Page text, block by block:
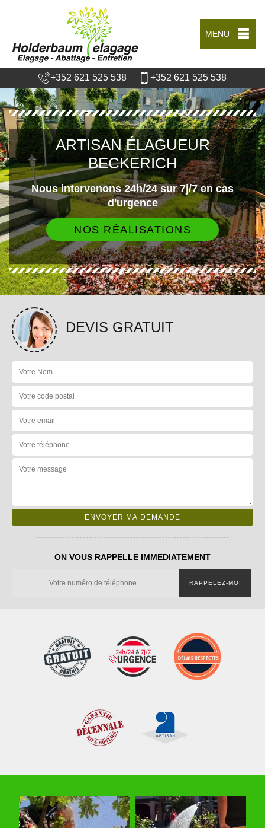
MENU
+352 621 525 538 +352 621 525 538
ARTISAN ÉLAGUEUR
BECKERICH
Nous intervenons 24h/24 sur 7j/7 en cas
d'urgence
NOS RÉALISATIONS
DEVIS GRATUIT
ON VOUS RAPPELLE IMMEDIATEMENT